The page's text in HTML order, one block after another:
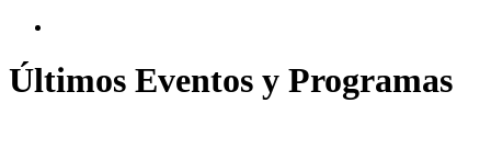
Últimos Eventos y Programas